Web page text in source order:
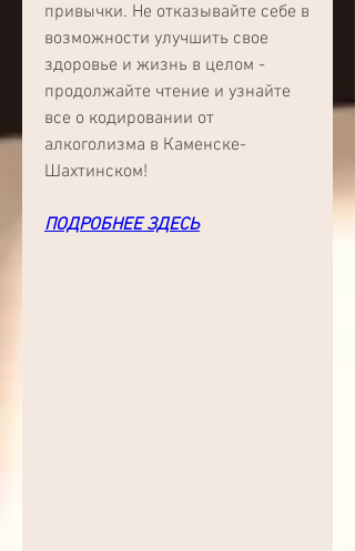
привычки. Не отказывайте себе в
возможности улучшить свое
здоровье и жизнь в целом -
продолжайте чтение и узнайте
все о кодировании от
алкоголизма в Каменске-
Шахтинском!
ПОДРОБНЕЕ ЗДЕСЬ